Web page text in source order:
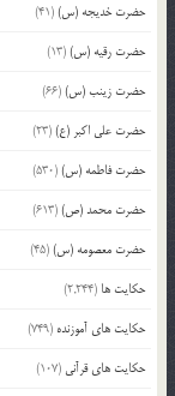
حضرت خدیجه (س)(41)
حضرت رقیه (س)(13)
حضرت زینب (س)(66)
حضرت علی اکبر (ع)(23)
حضرت فاطمه (س)(530)
حضرت محمد (ص)(613)
حضرت معصومه (س)(45)
حکایت ها (2,244)
حکایت های آموزنده (749)
حکایت های قرآنی (107)